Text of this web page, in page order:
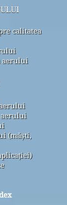
calitatea
aerului
aerului
(măști,